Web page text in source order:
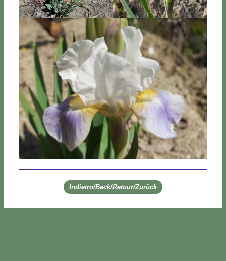
Indietro/Back/Retour/Zurück